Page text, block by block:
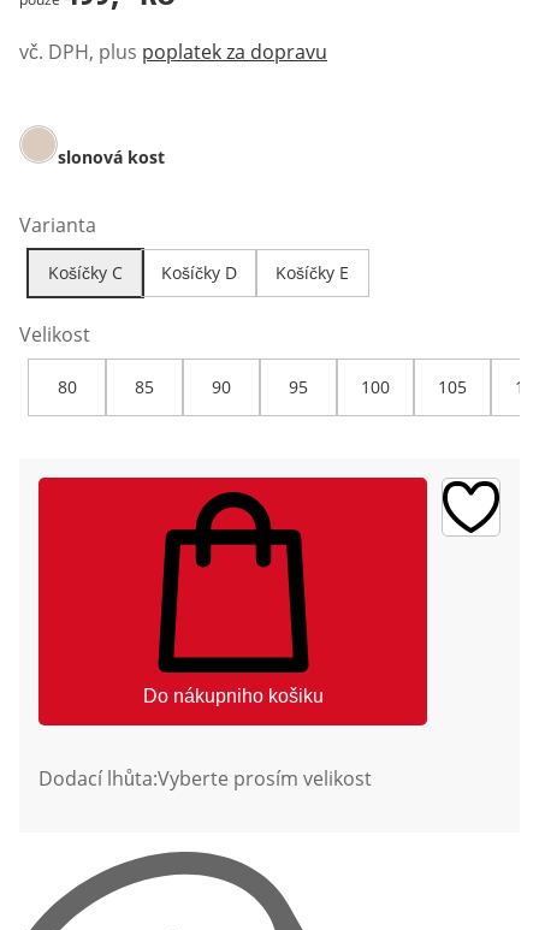
vč. DPH, plus poplatek za dopravu
slonová kost
Varianta
Košíčky C Košíčky D Košíčky E
Velikost
80 85 90 95 100 105
Do nákupniho košiku
Dodací lhůta:Vyberte prosím velikost